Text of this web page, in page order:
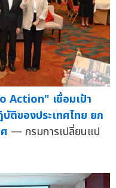
Action" เชื่อมเป้า
ติของประเทศไทย ยก
— กรมการเปลี่ยนแป